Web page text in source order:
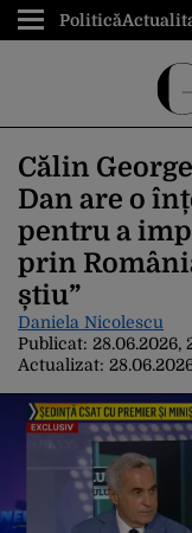
Politică
Călin
Dan are o
pentru a
prin
știu”
Daniela Nicolescu
Publicat: 28.06.2026,
Actualizat: